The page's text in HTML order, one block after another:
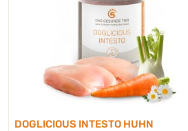
DOGLICIOUS INTESTO HUHN